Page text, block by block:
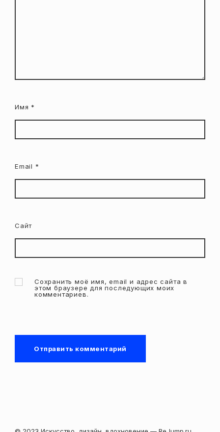
Имя *
Email *
Сайт
Сохранить моё имя, email и адрес сайта в
этом браузере для последующих моих
комментариев.